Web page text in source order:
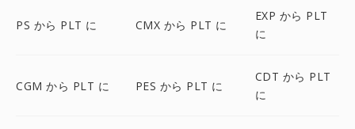
PS から PLT に CMX から PLT に
EXP から PLT
に
CGM から PLT に PES から PLT に
CDT から PLT
に